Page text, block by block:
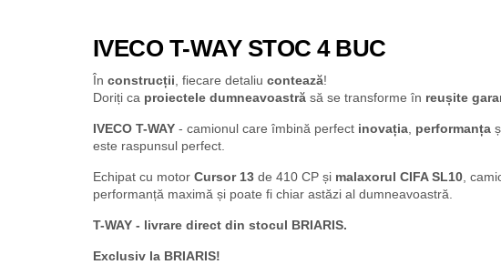
IVECO T-WAY STOC 4 BUC
În construcții , fiecare detaliu contează!
Doriți ca proiectele dumneavoastră să se transforme în reușite
IVECO T-WAY - camionul care îmbină perfect inovația performanța
este raspunsul perfect.
Echipat cu motor Cursor 13 de 410 CP și malaxorul CIFA SL10 ,
performanță maximă și poate fi chiar astăzi al dumneavoastră.
T-WAY - livrare direct din stocul BRIARIS.
Exclusiv la BRIARIS!